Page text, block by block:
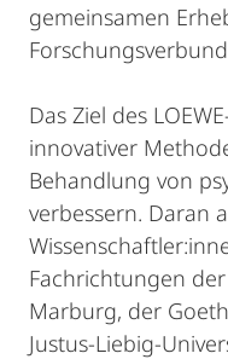
gemeinsamen
Das Ziel des
innovativer
Behandlung von
verbessern. Daran
Fachrichtungen
Marburg, der
Justus-Liebig-